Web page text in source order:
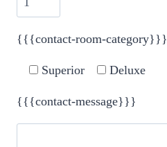
{{{contact-room-category}}}
Superior Deluxe
{{{contact-message}}}